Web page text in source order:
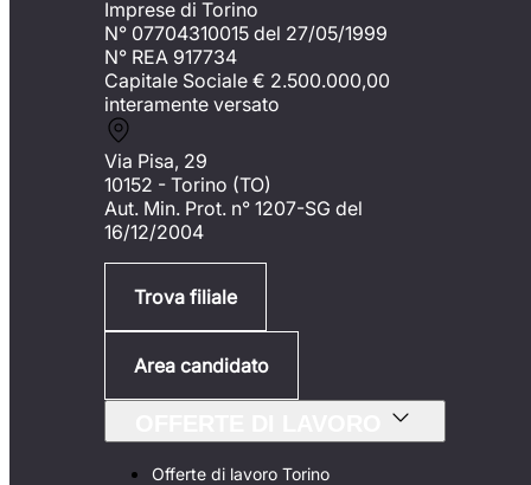
Imprese di Torino
N° 07704310015 del 27/05/1999
N° REA 917734
Capitale Sociale € 2.500.000,00
interamente versato
Via Pisa, 29
10152 - Torino (TO)
Aut. Min. Prot. n° 1207-SG del
16/12/2004
Trova filiale
Area candidato
Offerte di lavoro Torino